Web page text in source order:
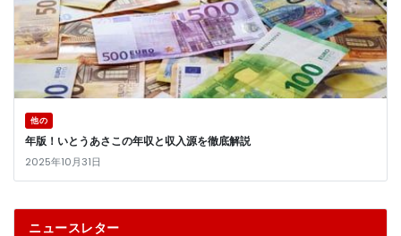
他の
年版！いとうあさこの年収と収入源を徹底解説
2025年10月31日
ニュースレター